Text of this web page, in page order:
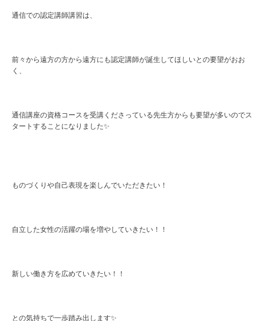
通信での認定講師講習は、
前々から遠方の方から遠方にも認定講師が誕生してほしいとの要望がおお
く、
通信講座の資格コースを受講くださっている先生方からも要望が多いのでス
タートすることになりました✨
ものづくりや自己表現を楽しんでいただきたい！
自立した女性の活躍の場を増やしていきたい！！
新しい働き方を広めていきたい！！
との気持ちで一歩踏み出します✨